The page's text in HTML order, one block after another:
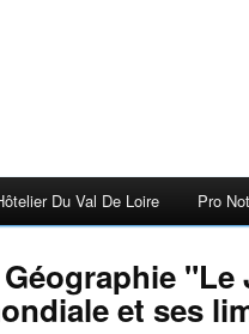
Du Val De Loire Pro
"Le
et ses